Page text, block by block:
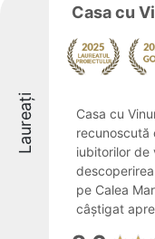
Laureați
Casa cu
Casa cu
recunoscută
iubitorilor de
pe Calea
câștigat